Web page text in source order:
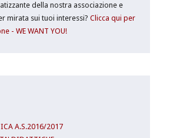
della nostra associazione e
mirata sui tuoi interessi?Clicca qui per
- WE WANT YOU!
A.S.2016/2017